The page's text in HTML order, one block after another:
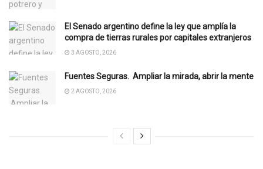
El Senado argentino define la ley que amplía la
compra de tierras rurales por capitales extranjeros
3 AGOSTO, 2026
Fuentes Seguras. Ampliar la mirada, abrir la mente
2 AGOSTO, 2026